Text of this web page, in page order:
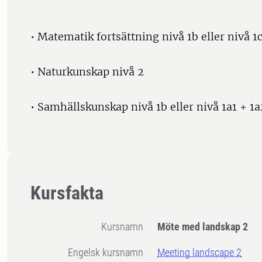
• Matematik fortsättning nivå 1b eller nivå 1c
• Naturkunskap nivå 2
• Samhällskunskap nivå 1b eller nivå 1a1 +
Kursfakta
Kursnamn Möte med landskap 2
Engelsk kursnamn Meeting landscape 2